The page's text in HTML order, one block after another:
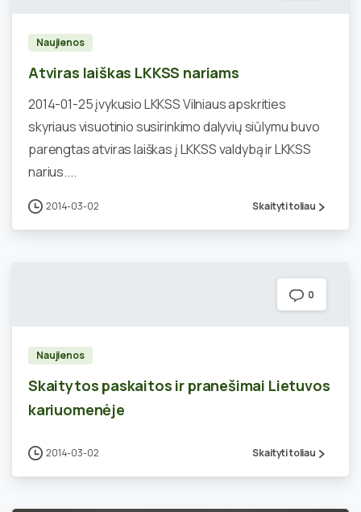
Naujienos
Atviras laiškas LKKSS nariams
2014-01-25 įvykusio LKKSS Vilniaus apskrities
skyriaus visuotinio susirinkimo dalyvių siūlymu buvo
parengtas atviras laiškas į LKKSS valdybą ir LKKSS
narius....
2014-03-02 Skaityti toliau
0
Naujienos
Skaitytos paskaitos ir pranešimai Lietuvos
kariuomenėje
2014-03-02 Skaityti toliau